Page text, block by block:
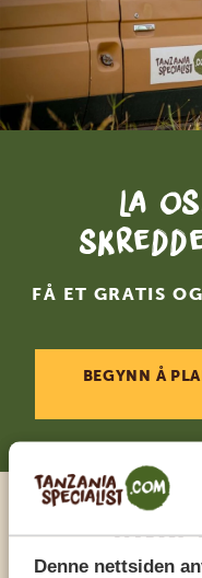
Denne nettsiden
La
FÅ ET GRATIS
BEGYNN Å
Ring